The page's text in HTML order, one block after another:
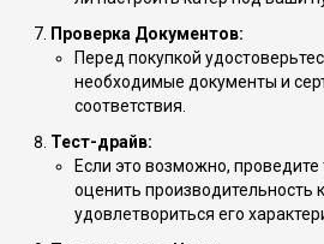
Проверка Документов:
Перед покупкой
необходимые документы и
соответствия.
Тест-драйв:
Если это возможно,
оценить производительность
удовлетвориться его